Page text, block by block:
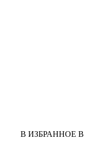
В ИЗБРАННОЕ В